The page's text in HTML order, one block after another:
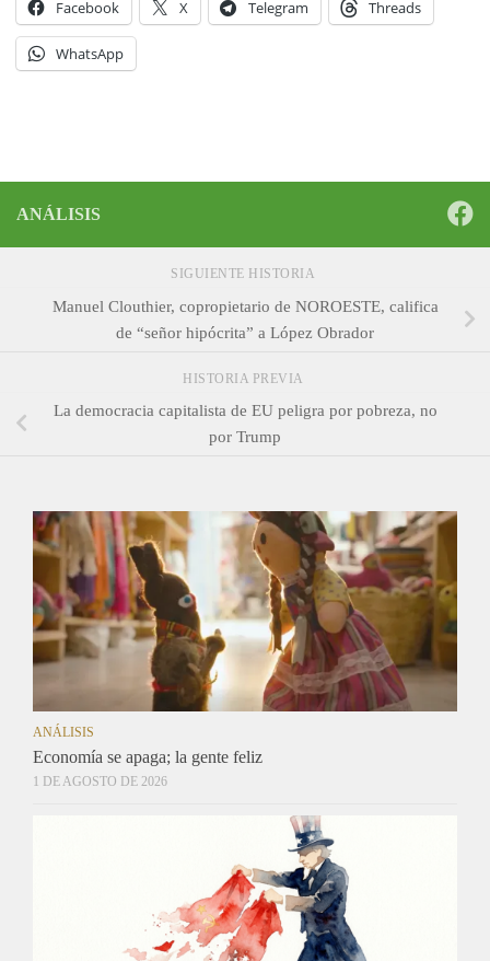
Facebook X Telegram Threads
WhatsApp
ANÁLISIS
SIGUIENTE HISTORIA
Manuel Clouthier, copropietario de NOROESTE, califica
de “señor hipócrita” a López Obrador
HISTORIA PREVIA
La democracia capitalista de EU peligra por pobreza, no
por Trump
ANÁLISIS
Economía se apaga; la gente feliz
1 DE AGOSTO DE 2026